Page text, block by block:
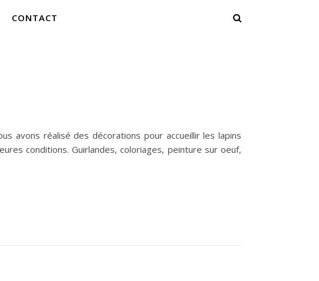
CONTACT
avons réalisé des décorations pour accueillir les lapins
conditions. Guirlandes, coloriages, peinture sur oeuf,